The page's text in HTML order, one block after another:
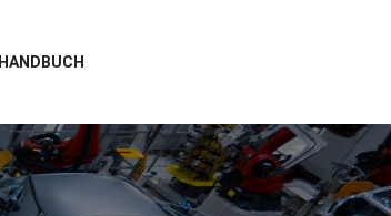
HANDBUCH